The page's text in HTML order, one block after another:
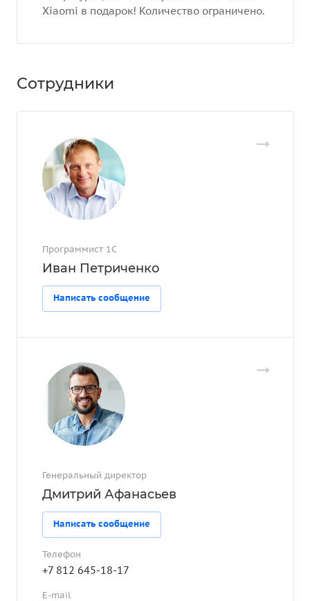
Xiaomi в подарок! Количество ограничено.
Сотрудники
Программист 1С
Иван Петриченко
Написать сообщение
Генеральный директор
Дмитрий Афанасьев
Написать сообщение
Телефон
+7 812 645-18-17
E-mail